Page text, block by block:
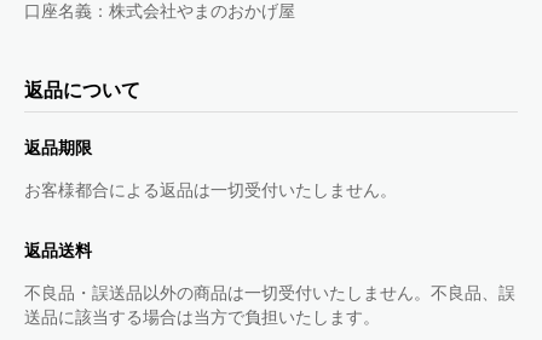
口座名義：株式会社やまのおかげ屋
返品について
返品期限
お客様都合による返品は一切受付いたしません。
返品送料
不良品・誤送品以外の商品は一切受付いたしません。不良品、誤
送品に該当する場合は当方で負担いたします。